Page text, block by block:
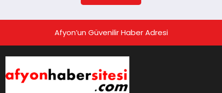
Afyon’un Güvenilir Haber Adresi